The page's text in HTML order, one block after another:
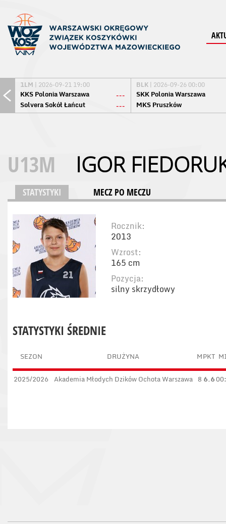
1LM | 2026-09-21 19:00
KKS Polonia Warszawa
---
Solvera Sokół Łańcut
---
BLK | 2026-09-26 00:00
SKK Polonia Warszawa
MKS Pruszków
U13M IGOR
STATYSTYKI MECZ PO MECZU
Rocznik:
2013
Wzrost:
165 cm
Pozycja:
silny skrzydłowy
STATYSTYKI ŚREDNIE
SEZON DRUŻYNA MPKT
2025/2026 Akademia Młodych Dzików Ochota Warszawa 8 6.6